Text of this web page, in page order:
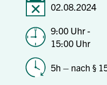
02.08.2024
9:00 Uhr -
15:00 Uhr
5h – nach §